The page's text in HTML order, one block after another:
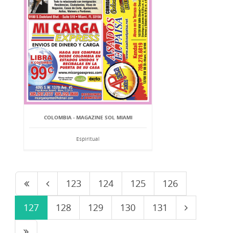
COLOMBIA - MAGAZINE SOL MIAMI
Espiritual
123 124 125
126
127
128 129 130 131